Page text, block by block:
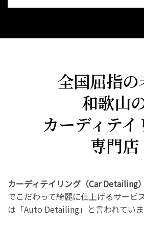
全国屈指
和歌山
カーディテ
専門店
カーディテイリング（Car Detailing）
でこだわって綺麗に仕上げるサービ
は「Auto Detailing」と言われていま